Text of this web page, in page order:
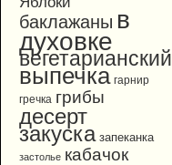
баклажаны в
духовке
вегетарианский
выпечка гарнир
гречка грибы
десерт
закуска запеканка
застолье кабачок